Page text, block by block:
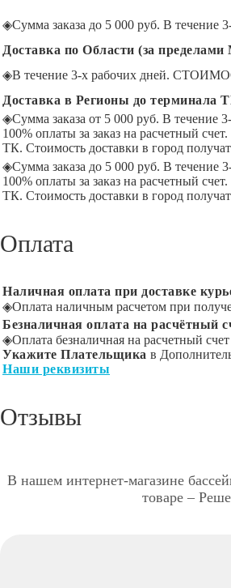
◈Сумма заказа до 5 000 руб. В течение
Доставка по Области (за
◈В течение 3-х рабочих дней.
Доставка в Регионы до терминала
◈Сумма заказа от 5 000 руб. В течение
100% оплаты за заказ на расчетный
ТК. Стоимость доставки в город
◈Сумма заказа до 5 000 руб. В течение
100% оплаты за заказ на расчетный
ТК. Стоимость доставки в город
Оплата
Наличная оплата при доставке
◈Оплата наличным расчетом при
Безналичная оплата на расчётный
◈Оплата безналичная на расчетный
Укажите Плательщика в
Наши реквизиты
Отзывы
В нашем интернет-магазине
товаре –